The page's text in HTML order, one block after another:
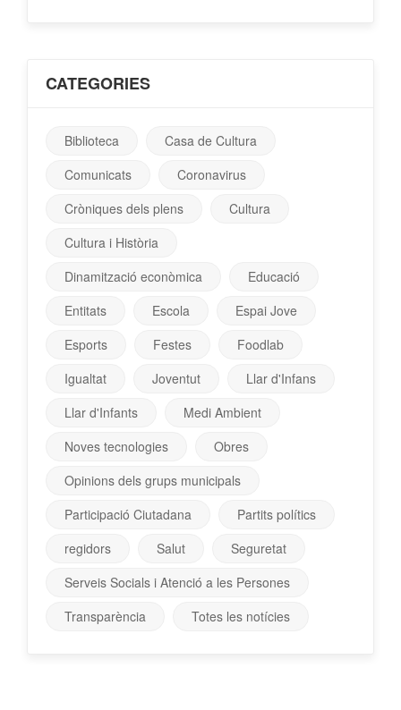
CATEGORIES
Biblioteca
Casa de Cultura
Comunicats
Coronavirus
Cròniques dels plens
Cultura
Cultura i Història
Dinamització econòmica
Educació
Entitats
Escola
Espai Jove
Esports
Festes
Foodlab
Igualtat
Joventut
Llar d'Infans
Llar d'Infants
Medi Ambient
Noves tecnologies
Obres
Opinions dels grups municipals
Participació Ciutadana
Partits polítics
regidors
Salut
Seguretat
Serveis Socials i Atenció a les Persones
Transparència
Totes les notícies